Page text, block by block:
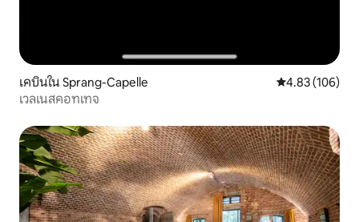
เคบินใน Sprang-Capelle คะแนนเฉลี่ย
4.83 (106)
เวลเนสคอทเทจ